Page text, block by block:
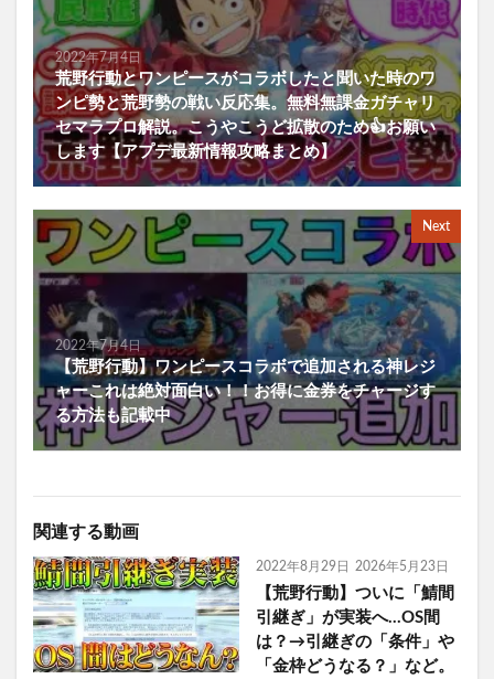
2022年7月4日
荒野行動とワンピースがコラボしたと聞いた時のワ
ンピ勢と荒野勢の戦い反応集。無料無課金ガチャリ
セマラプロ解説。こうやこうど拡散のため👍お願い
します【アプデ最新情報攻略まとめ】
Next
2022年7月4日
【荒野行動】ワンピースコラボで追加される神レジ
ャーこれは絶対面白い！！お得に金券をチャージす
る方法も記載中
関連する動画
2022年8月29日 2026年5月23日
【荒野行動】ついに「鯖間
引継ぎ」が実装へ…OS間
は？→引継ぎの「条件」や
「金枠どうなる？」など。